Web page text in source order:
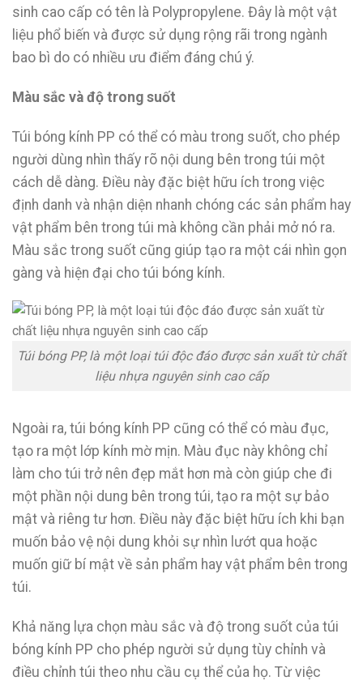
sinh cao cấp có tên là Polypropylene. Đây là một vật
liệu phổ biến và được sử dụng rộng rãi trong ngành
bao bì do có nhiều ưu điểm đáng chú ý.
Màu sắc và độ trong suốt
Túi bóng kính PP có thể có màu trong suốt, cho phép
người dùng nhìn thấy rõ nội dung bên trong túi một
cách dễ dàng. Điều này đặc biệt hữu ích trong việc
định danh và nhận diện nhanh chóng các sản phẩm hay
vật phẩm bên trong túi mà không cần phải mở nó ra.
Màu sắc trong suốt cũng giúp tạo ra một cái nhìn gọn
gàng và hiện đại cho túi bóng kính.
Túi bóng PP, là một loại túi độc đáo được sản xuất từ chất
liệu nhựa nguyên sinh cao cấp
Ngoài ra, túi bóng kính PP cũng có thể có màu đục,
tạo ra một lớp kính mờ mịn. Màu đục này không chỉ
làm cho túi trở nên đẹp mắt hơn mà còn giúp che đi
một phần nội dung bên trong túi, tạo ra một sự bảo
mật và riêng tư hơn. Điều này đặc biệt hữu ích khi bạn
muốn bảo vệ nội dung khỏi sự nhìn lướt qua hoặc
muốn giữ bí mật về sản phẩm hay vật phẩm bên trong
túi.
Khả năng lựa chọn màu sắc và độ trong suốt của túi
bóng kính PP cho phép người sử dụng tùy chỉnh và
điều chỉnh túi theo nhu cầu cụ thể của họ. Từ việc